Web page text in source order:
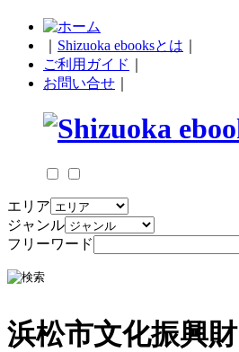
Shizuoka ebooksとは
ご利用ガイド
お問い合せ
エリア
ジャンル
フリーワード
浜松市文化振興